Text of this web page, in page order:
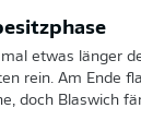
etwas länger
rein. Am Ende
doch Blaswich